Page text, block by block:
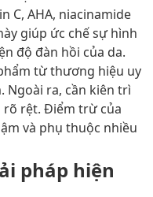
C, AHA, niacinamide
giúp ức chế sự hình
độ đàn hồi của da.
từ thương hiệu uy
Ngoài ra, cần kiên trì
rõ rệt. Điểm trừ của
và phụ thuộc nhiều
pháp hiện